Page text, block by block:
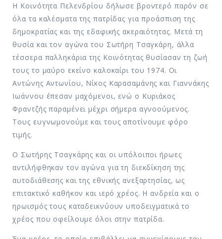
Η Κοινότητα Πελενδρίου δήλωσε βροντερό παρόν σε
όλα τα καλέσματα της πατρίδας για προάσπιση της
δημοκρατίας και της εδαφικής ακεραιότητας. Μετά τη
θυσία και τον αγώνα του Σωτήρη Τσαγκάρη, άλλα
τέσσερα παλληκάρια της Κοινότητας θυσίασαν τη ζωή
τους το μαύρο εκείνο καλοκαίρι του 1974. Οι
Αντώνης Αντωνίου, Νίκος Καρασαμάνης και Γιαννάκης
Ιωάννου έπεσαν μαχόμενοι, ενώ ο Κυριάκος
Φραντζής παραμένει μέχρι σήμερα αγνοούμενος.
Τους ευγνωμονούμε και τους αποτίνουμε φόρο
τιμής.
Ο Σωτήρης Τσαγκάρης και οι υπόλοιποι ήρωες
αντιλήφθηκαν τον αγώνα για τη διεκδίκηση της
αυτοδιάθεσης και της εθνικής ανεξαρτησίας, ως
επιτακτικό καθήκον και ιερό χρέος. Η ανδρεία και ο
ηρωισμός τους καταδεικνύουν υποδειγματικά το
χρέος που οφείλουμε όλοι στην πατρίδα.